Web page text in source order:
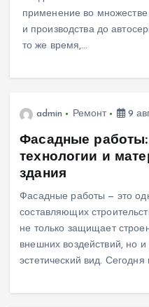
применение во множестве
и производства до
то же время,…
admin Ремонт 9
Фасадные
технологии и
здания
Фасадные работы — это
составляющих
не только защищает
внешних воздействий, но
эстетический вид.